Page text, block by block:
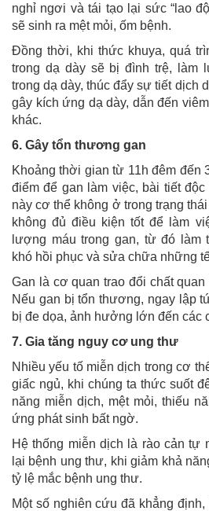
nghỉ ngơi và tái tạo lại sức “lao
sẽ sinh ra mệt mỏi, ốm bệnh.
Đồng thời, khi thức khuya, quá
trong dạ dày sẽ bị đình trệ, làm
trong dạ dày, thúc đẩy sự tiết dịch
gây kích ứng dạ dày, dẫn đến
khác.
6. Gây tổn thương gan
Khoảng thời gian từ 11h đêm đến
điểm để gan làm việc, bài tiết
này cơ thể không ở trong trạng
không đủ điều kiện tốt để làm
lượng máu trong gan, từ đó làm
khó hồi phục và sửa chữa những
Gan là cơ quan trao đổi chất
Nếu gan bị tổn thương, ngay lập
bị đe dọa, ảnh hưởng lớn đến các
7. Gia tăng nguy cơ ung thư
Nhiều yếu tố miễn dịch trong cơ
giấc ngủ, khi chúng ta thức suốt
năng miễn dịch, mệt mỏi, thiếu
ứng phát sinh bất ngờ.
Hệ thống miễn dịch là rào cản tự
lại bệnh ung thư, khi giảm khả
tỷ lệ mắc bệnh ung thư.
Một số nghiên cứu đã khẳng